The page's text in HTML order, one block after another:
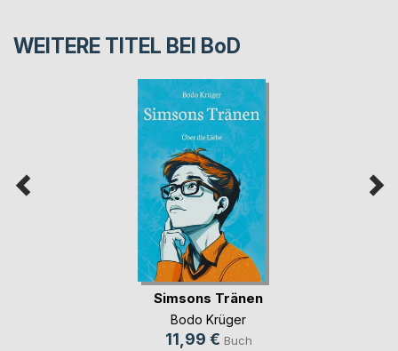
WEITERE TITEL BEI BoD
Simsons Tränen
Bodo Krüger
11,99 € Buch